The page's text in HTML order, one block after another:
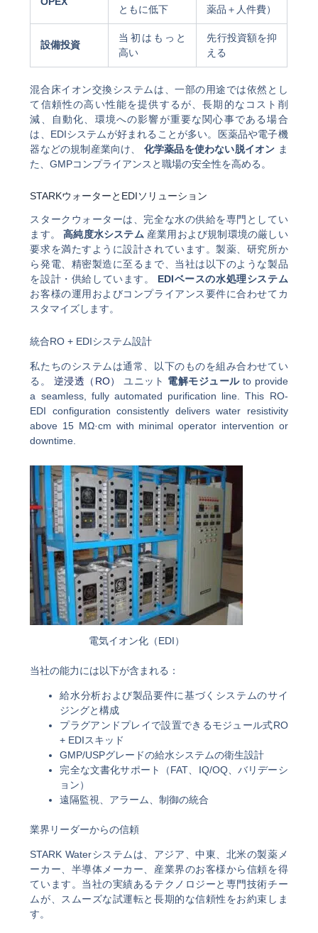
ともに低下
薬品＋人件費）
設備投資
当初はもっと
高い
先行投資額を抑
える
混合床イオン交換システムは、一部の用途では依然とし
て信頼性の高い性能を提供するが、長期的なコスト削
減、自動化、環境への影響が重要な関心事である場合
は、EDIシステムが好まれることが多い。医薬品や電子機
器などの規制産業向け、 化学薬品を使わない脱イオン ま
た、GMPコンプライアンスと職場の安全性を高める。
STARKウォーターとEDIソリューション
スタークウォーターは、完全な水の供給を専門としてい
ます。高純度水システム 産業用および規制環境の厳しい
要求を満たすように設計されています。製薬、研究所か
ら発電、精密製造に至るまで、当社は以下のような製品
を設計・供給しています。 EDIベースの水処理システム
お客様の運用およびコンプライアンス要件に合わせてカ
スタマイズします。
統合RO + EDIシステム設計
私たちのシステムは通常、以下のものを組み合わせてい
る。 逆浸透（RO） ユニット 電解モジュールto provide
a seamless, fully automated purification line. This RO-
EDI configuration consistently delivers water resistivity
above 15 MΩ·cm with minimal operator intervention or
downtime.
電気イオン化（EDI）
当社の能力には以下が含まれる：
給水分析および製品要件に基づくシステムのサイ
ジングと構成
プラグアンドプレイで設置できるモジュール式RO
+ EDIスキッド
GMP/USPグレードの給水システムの衛生設計
完全な文書化サポート（FAT、IQ/OQ、バリデーシ
ョン）
遠隔監視、アラーム、制御の統合
業界リーダーからの信頼
STARK Waterシステムは、アジア、中東、北米の製薬メ
ーカー、半導体メーカー、産業界のお客様から信頼を得
ています。当社の実績あるテクノロジーと専門技術チー
ムが、スムーズな試運転と長期的な信頼性をお約束しま
す。